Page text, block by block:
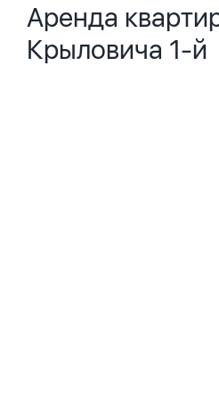
Аренда
Крыловича 1-й